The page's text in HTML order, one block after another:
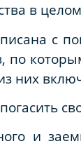
в
с
по
них
и